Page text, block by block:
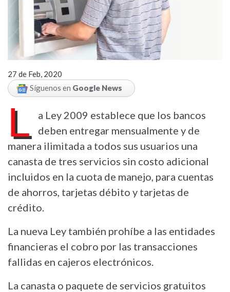
27 de Feb, 2020
Síguenos en Google News
L
a Ley 2009 establece que los bancos
deben entregar mensualmente y de
manera ilimitada a todos sus usuarios una
canasta de tres servicios sin costo adicional
incluidos en la cuota de manejo, para cuentas
de ahorros, tarjetas débito y tarjetas de
crédito.
La nueva Ley también prohíbe a las entidades
financieras el cobro por las transacciones
fallidas en cajeros electrónicos.
La canasta o paquete de servicios gratuitos